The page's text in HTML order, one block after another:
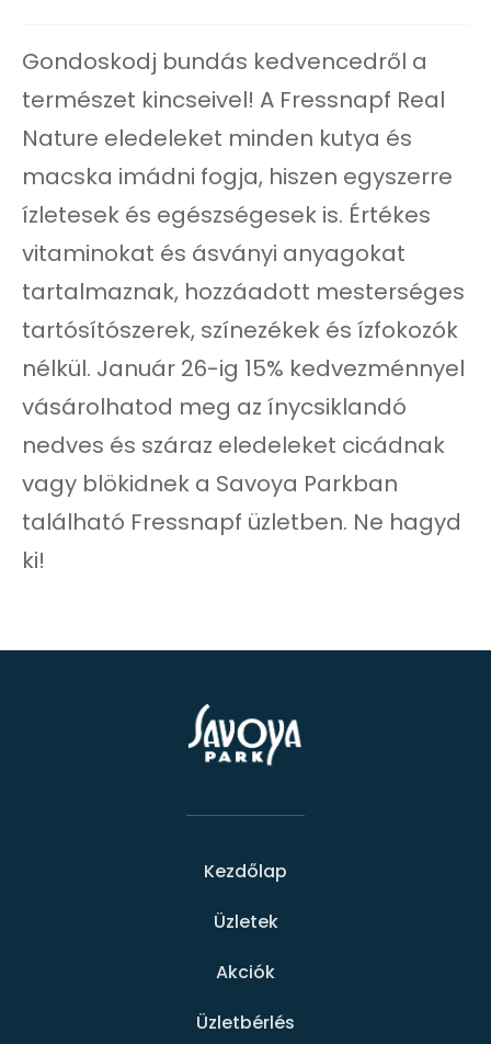
Gondoskodj bundás kedvencedről a
természet kincseivel! A Fressnapf Real
Nature eledeleket minden kutya és
macska imádni fogja, hiszen egyszerre
ízletesek és egészségesek is. Értékes
vitaminokat és ásványi anyagokat
tartalmaznak, hozzáadott mesterséges
tartósítószerek, színezékek és ízfokozók
nélkül. Január 26-ig 15% kedvezménnyel
vásárolhatod meg az ínycsiklandó
nedves és száraz eledeleket cicádnak
vagy blökidnek a Savoya Parkban
található Fressnapf üzletben. Ne hagyd
ki!
Kezdőlap
Üzletek
Akciók
Üzletbérlés